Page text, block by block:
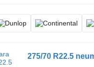
275/70 R22.5